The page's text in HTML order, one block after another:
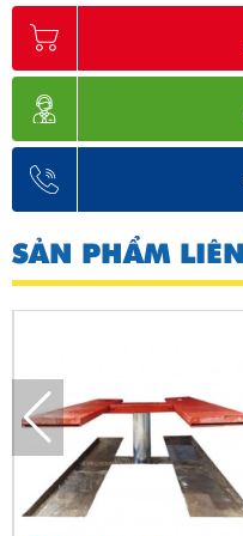
sửa chữa, bảo dưỡng
Cầu nâng 1 trụ senok có
Địa chỉ mua cầu nâng 1
SẢN PHẨM